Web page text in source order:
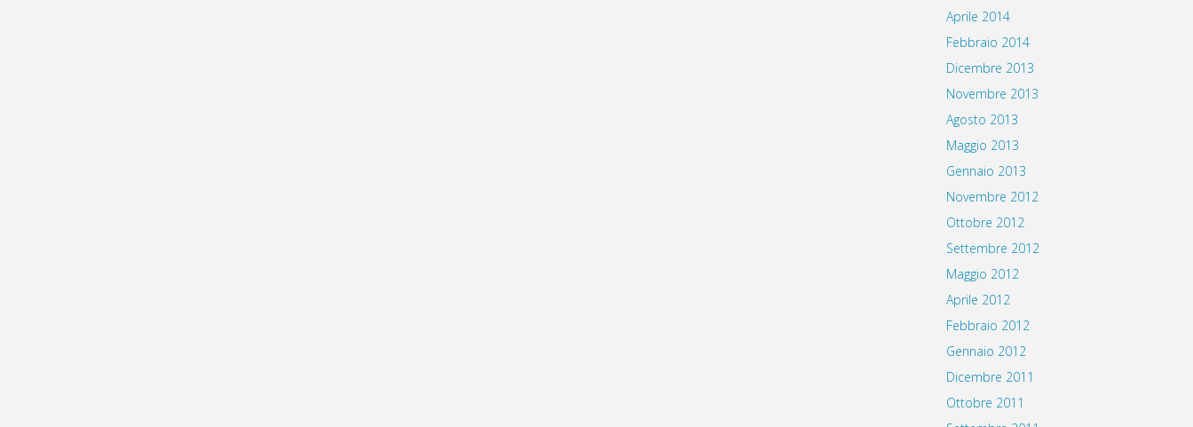
Aprile 2014
Febbraio 2014
Dicembre 2013
Novembre 2013
Agosto 2013
Maggio 2013
Gennaio 2013
Novembre 2012
Ottobre 2012
Settembre 2012
Maggio 2012
Aprile 2012
Febbraio 2012
Gennaio 2012
Dicembre 2011
Ottobre 2011